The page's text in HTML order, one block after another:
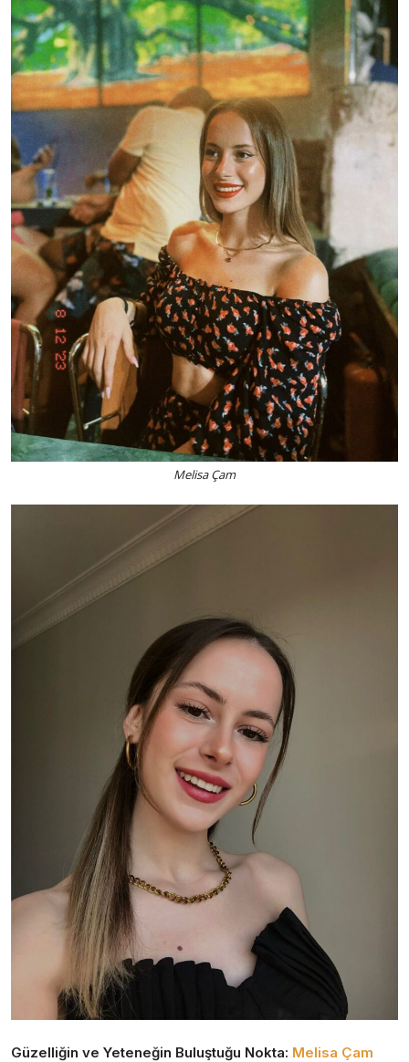
Melisa Çam
Güzelliğin ve Yeteneğin Buluştuğu Nokta: Melisa Çam